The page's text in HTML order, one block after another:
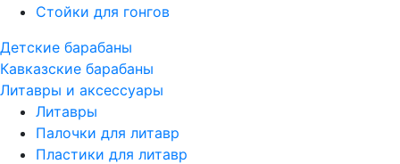
Стойки для гонгов
Детские барабаны
Кавказские барабаны
Литавры и аксессуары
Литавры
Палочки для литавр
Пластики для литавр